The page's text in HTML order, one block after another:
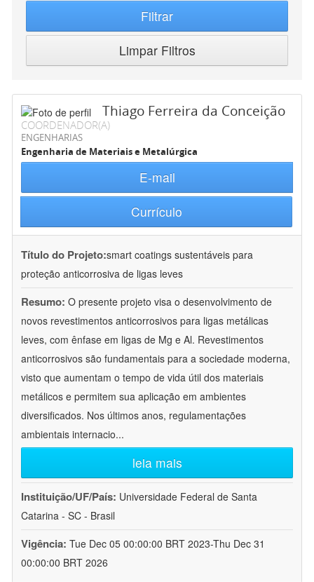
Filtrar
Limpar Filtros
Thiago Ferreira da Conceição
COORDENADOR(A)
ENGENHARIAS
Engenharia de Materiais e Metalúrgica
E-mail
Currículo
Título do Projeto:smart coatings sustentáveis para
proteção anticorrosiva de ligas leves
Resumo: O presente projeto visa o desenvolvimento de
novos revestimentos anticorrosivos para ligas metálicas
leves, com ênfase em ligas de Mg e Al. Revestimentos
anticorrosivos são fundamentais para a sociedade moderna,
visto que aumentam o tempo de vida útil dos materiais
metálicos e permitem sua aplicação em ambientes
diversificados. Nos últimos anos, regulamentações
ambientais internacio...
leia mais
Instituição/UF/País: Universidade Federal de Santa
Catarina - SC - Brasil
Vigência: Tue Dec 05 00:00:00 BRT 2023-Thu Dec 31
00:00:00 BRT 2026